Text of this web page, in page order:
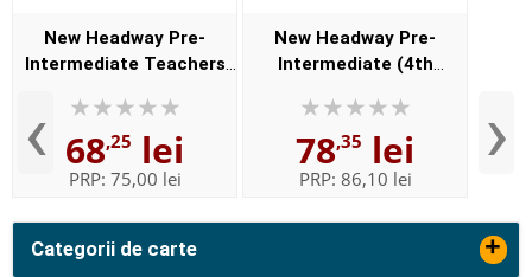
Categorii de carte +
‹
New Headway Pre-
Intermediate Teachers
68,25 lei
PRP: 75,00 lei
New Headway Pre-
Intermediate (4th
78,35 lei
PRP: 86,10 lei ›